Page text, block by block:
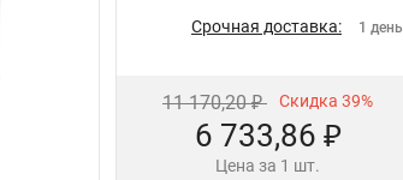
Срочная доставка: 1 день
11 170,20 ₽ Скидка 39%
6 733,86 ₽
Цена за 1 шт.